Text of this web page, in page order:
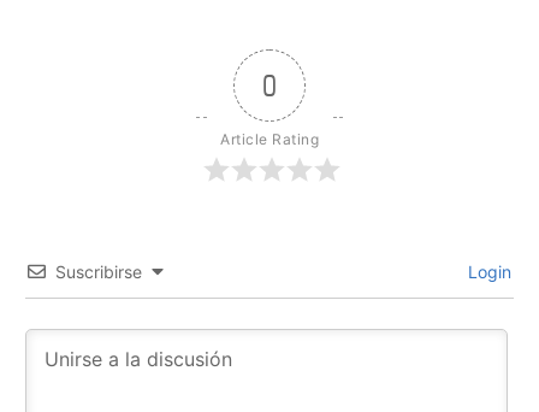
0
Article Rating
Suscribirse Login